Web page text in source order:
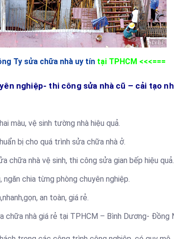
Ty sửa chữa nhà uy tíntại TPHCM <<<===
nghiệp- thi công sửa nhà cũ – cải tạo
màu, vệ sinh tường nhà hiệu quả.
bị cho quá trình sửa chữa nhà ở.
chữa nhà vệ sinh, thi công sửa gian bếp hiệu quả.
chia từng phòng chuyên nghiệp.
an toàn, giá rẻ.
chữa nhà giá rẻ tại TPHCM – Bình Dương- Đồng